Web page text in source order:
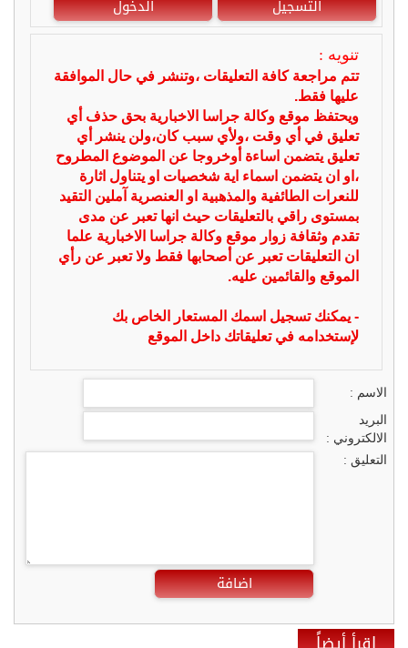
التسجيل الدخول
تنويه :
تتم مراجعة كافة التعليقات ،وتنشر في حال الموافقة
عليها فقط.
ويحتفظ موقع وكالة جراسا الاخبارية بحق حذف أي
تعليق في أي وقت ،ولأي سبب كان،ولن ينشر أي
تعليق يتضمن اساءة أوخروجا عن الموضوع المطروح
،او ان يتضمن اسماء اية شخصيات او يتناول اثارة
للنعرات الطائفية والمذهبية او العنصرية آملين التقيد
بمستوى راقي بالتعليقات حيث انها تعبر عن مدى
تقدم وثقافة زوار موقع وكالة جراسا الاخبارية علما
ان التعليقات تعبر عن أصحابها فقط ولا تعبر عن رأي
الموقع والقائمين عليه.
- يمكنك تسجيل اسمك المستعار الخاص بك
لإستخدامه في تعليقاتك داخل الموقع
الاسم :
البريد
الالكتروني :
التعليق :
اضافة